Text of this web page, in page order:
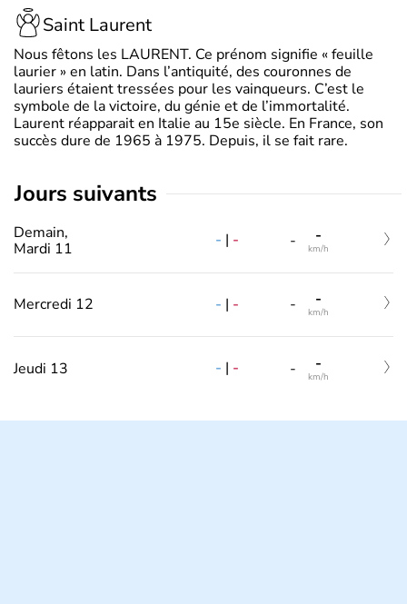
Saint Laurent
Nous fêtons les LAURENT. Ce prénom signifie « feuille
laurier » en latin. Dans l’antiquité, des couronnes de
lauriers étaient tressées pour les vainqueurs. C’est le
symbole de la victoire, du génie et de l’immortalité.
Laurent réapparait en Italie au 15e siècle. En France, son
succès dure de 1965 à 1975. Depuis, il se fait rare.
jours suivants
Demain,
Mardi 11
- | - - -
km/h
Mercredi 12 - | - - -
km/h
Jeudi 13 - | - - -
km/h